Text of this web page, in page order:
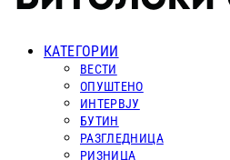
КАТЕГОРИИ
ВЕСТИ
ОПУШТЕНО
ИНТЕРВЈУ
БУТИН
РАЗГЛЕДНИЦА
РИЗНИЦА